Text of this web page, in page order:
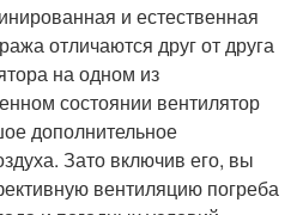
и естественная
отличаются друг от друга
на одном из
состоянии вентилятор
дополнительное
Зато включив его, вы
вентиляцию погреба